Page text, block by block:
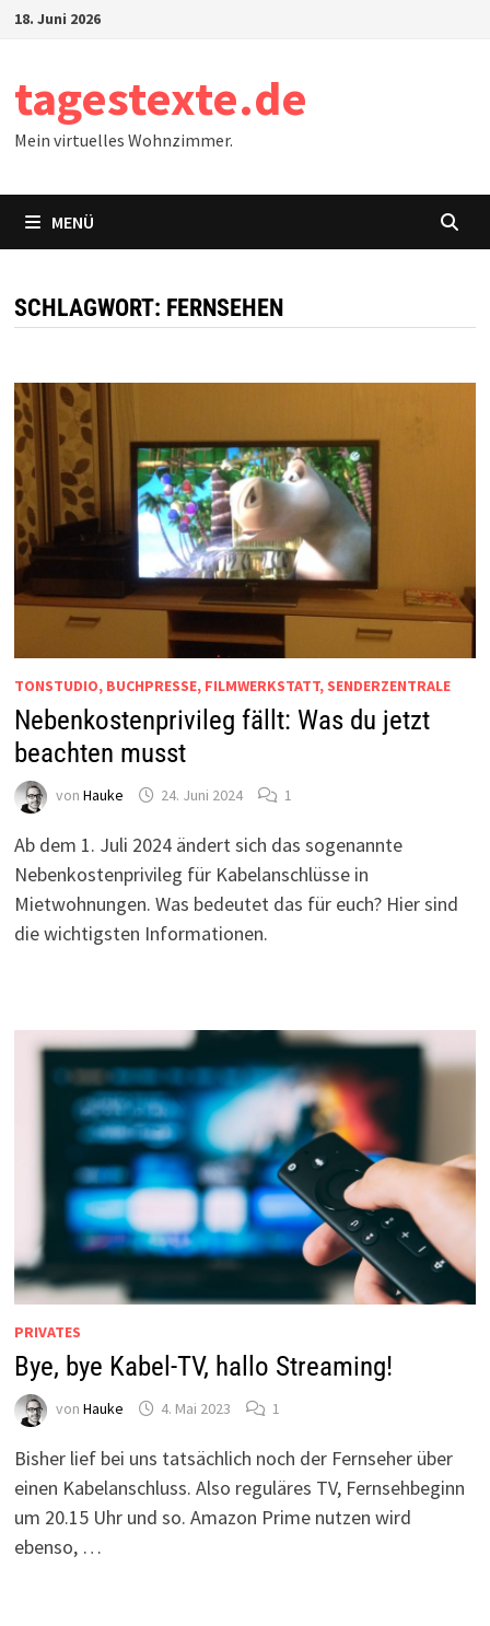
Zum18. Juni 2026
tagestexte.de
Mein virtuelles Wohnzimmer.
MENÜ
SCHLAGWORT: FERNSEHEN
TONSTUDIO, BUCHPRESSE, FILMWERKSTATT, SENDERZENTRALE
Nebenkostenprivileg fällt: Was du jetzt
beachten musst
von Hauke 24. Juni 2024 1
Ab dem 1. Juli 2024 ändert sich das sogenannte
Nebenkostenprivileg für Kabelanschlüsse in
Mietwohnungen. Was bedeutet das für euch? Hier sind
die wichtigsten Informationen.
PRIVATES
Bye, bye Kabel-TV, hallo Streaming!
von Hauke 4. Mai 2023 1
Bisher lief bei uns tatsächlich noch der Fernseher über
einen Kabelanschluss. Also reguläres TV, Fernsehbeginn
um 20.15 Uhr und so. Amazon Prime nutzen wird
ebenso, …